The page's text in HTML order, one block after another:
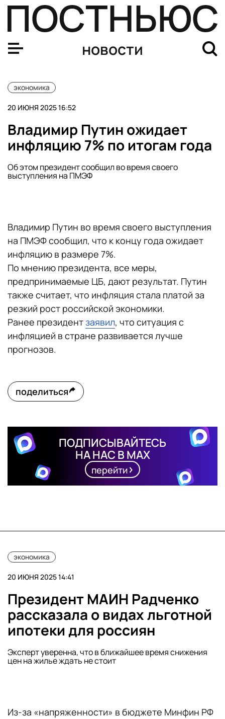
новости
экономика
20 ИЮНЯ 2025 16:52
Владимир Путин ожидает
инфляцию 7% по итогам года
Об этом президент сообщил во время своего
выступления на ПМЭФ
Владимир Путин во время своего выступления
на ПМЭФ сообщил, что к концу года ожидает
инфляцию в размере 7%.
По мнению президента, все меры,
предпринимаемые ЦБ, дают результат. Путин
также считает, что инфляция стала платой за
резкий рост российской экономики.
Ранее президентзаявил, что ситуация с
инфляцией в стране развивается лучше
прогнозов.
поделиться
ПОДПИСЫВАЙТЕСЬ
НА НАС В MAX
перейти
экономика
20 ИЮНЯ 2025 14:41
Президент МАИН Радченко
рассказала о видах льготной
ипотеки для россиян
Эксперт уверенна, что в ближайшее время снижения
цен на жилье ждать не стоит
Из-за «напряженности» в бюджете Минфин РФ
Путин: Россия будет развивать ОПК в